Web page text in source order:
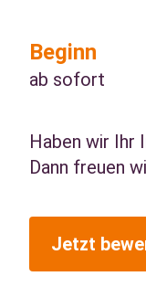
Beginn
ab sofort
Haben wir Ihr
Dann freuen
Jetzt